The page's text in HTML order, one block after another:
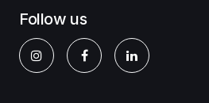
Follow us